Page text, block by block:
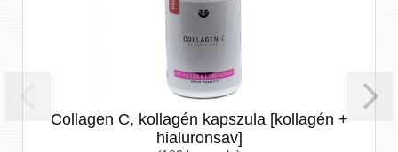
Collagen C, kollagén kapszula [kollagén +
hialuronsav]